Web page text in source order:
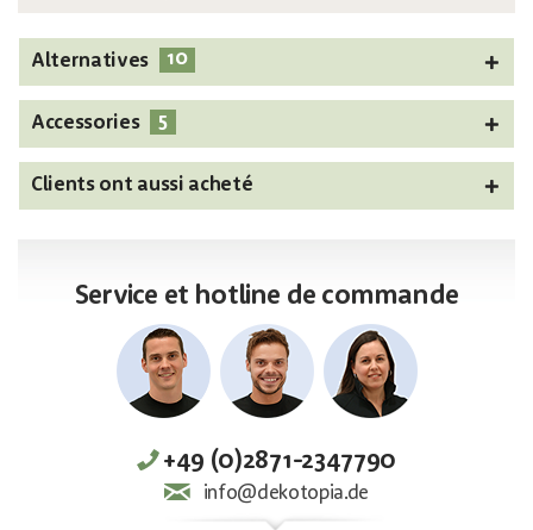
Alternatives 10
Accessories 5
Clients ont aussi acheté
Service et hotline de commande
+49 (0)2871-2347790
info@dekotopia.de